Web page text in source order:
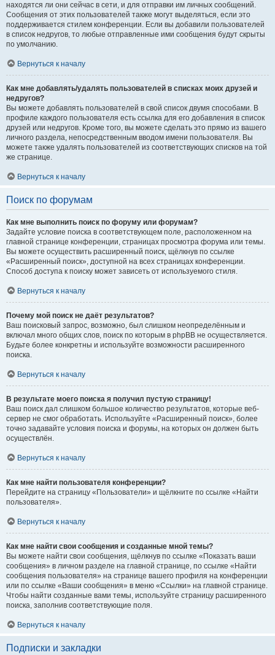
находятся ли они сейчас в сети, и для отправки им личных сообщений.
Сообщения от этих пользователей также могут выделяться, если это
поддерживается стилем конференции. Если вы добавили пользователей
в список недругов, то любые отправленные ими сообщения будут скрыты
по умолчанию.
Вернуться к началу
Как мне добавлять/удалять пользователей в списках моих друзей и
недругов?
Вы можете добавлять пользователей в свой список двумя способами. В
профиле каждого пользователя есть ссылка для его добавления в список
друзей или недругов. Кроме того, вы можете сделать это прямо из вашего
личного раздела, непосредственным вводом имени пользователя. Вы
можете также удалять пользователей из соответствующих списков на той
же странице.
Вернуться к началу
Поиск по форумам
Как мне выполнить поиск по форуму или форумам?
Задайте условие поиска в соответствующем поле, расположенном на
главной странице конференции, страницах просмотра форума или темы.
Вы можете осуществить расширенный поиск, щёлкнув по ссылке
«Расширенный поиск», доступной на всех страницах конференции.
Способ доступа к поиску может зависеть от используемого стиля.
Вернуться к началу
Почему мой поиск не даёт результатов?
Ваш поисковый запрос, возможно, был слишком неопределённым и
включал много общих слов, поиск по которым в phpBB не осуществляется.
Будьте более конкретны и используйте возможности расширенного
поиска.
Вернуться к началу
В результате моего поиска я получил пустую страницу!
Ваш поиск дал слишком большое количество результатов, которые веб-
сервер не смог обработать. Используйте «Расширенный поиск», более
точно задавайте условия поиска и форумы, на которых он должен быть
осуществлён.
Вернуться к началу
Как мне найти пользователя конференции?
Перейдите на страницу «Пользователи» и щёлкните по ссылке «Найти
пользователя».
Вернуться к началу
Как мне найти свои сообщения и созданные мной темы?
Вы можете найти свои сообщения, щёлкнув по ссылке «Показать ваши
сообщения» в личном разделе на главной странице, по ссылке «Найти
сообщения пользователя» на странице вашего профиля на конференции
или по ссылке «Ваши сообщения» в меню «Ссылки» на главной странице.
Чтобы найти созданные вами темы, используйте страницу расширенного
поиска, заполнив соответствующие поля.
Вернуться к началу
Подписки и закладки